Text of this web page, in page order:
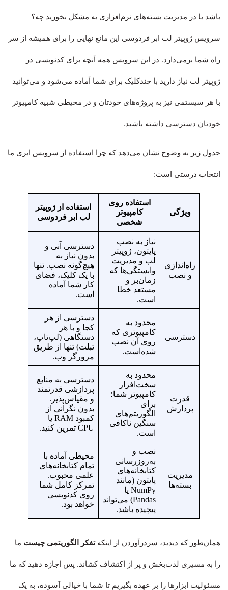
باشد یا در مدیریت بسته‌های نرم‌افزاری به مشکل بخورید چه؟
سرویس ژوپیتر لب ابر فردوسی این مانع نهایی را برای همیشه از سر
راه شما برمی‌دارد. در این سرویس همه آنچه برای کدنویسی در
ژوپیتر لب نیاز دارید با چندکلیک برای شما آماده می‌شود و می‌توانید
با هر سیستمی نیز به پروژه‌های خودتان و در محیطی شبیه کامپیوتر
خودتان دسترسی داشته باشید.
جدول زیر به وضوح نشان می‌دهد که چرا استفاده از سرویس ابری ما
انتخاب درستی است:
ویژگی
استفاده روی
کامپیوتر
شخصی
استفاده از ژوپیتر
لب ابر فردوسی
راه‌اندازی
و نصب
نیاز به نصب
پایتون، ژوپیتر
لب و مدیریت
وابستگی‌ها که
زمان‌بر و
مستعد خطا
است.
دسترسی آنی و
بدون نیاز به
هیچ‌گونه نصب. تنها
با یک کلیک، فضای
کار شما آماده
است.
دسترسی
محدود به
کامپیوتری که
روی آن نصب
شده‌است.
دسترسی از هر
کجا و با هر
دستگاهی (لپ‌تاپ،
تبلت) تنها از طریق
مرورگر وب.
قدرت
پردازش
محدود به
سخت‌افزار
کامپیوتر شما؛
برای
الگوریتم‌های
سنگین ناکافی
است.
دسترسی به منابع
پردازشی قدرتمند
و مقیاس‌پذیر.
بدون نگرانی از
کمبود RAM یا
CPU تمرین کنید.
مدیریت
بسته‌ها
نصب و
به‌روزرسانی
کتابخانه‌های
پایتون (مانند
NumPy یا
Pandas) می‌تواند
پیچیده باشد.
محیطی آماده با
تمام کتابخانه‌های
علمی محبوب.
تمرکز کامل شما
روی کدنویسی
خواهد بود.
همان‌طور که دیدید، سردرآوردن از اینکهتفکر الگوریتمی چیست ما
را به مسیری لذت‌بخش و پر از اکتشاف کشاند. پس اجازه دهید که ما
مسئولیت ابزارها را بر عهده بگیریم تا شما با خیالی آسوده، به یک